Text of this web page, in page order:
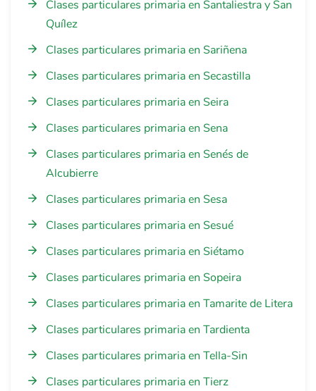
Clases particulares primaria en Santaliestra y San
Quílez
Clases particulares primaria en Sariñena
Clases particulares primaria en Secastilla
Clases particulares primaria en Seira
Clases particulares primaria en Sena
Clases particulares primaria en Senés de
Alcubierre
Clases particulares primaria en Sesa
Clases particulares primaria en Sesué
Clases particulares primaria en Siétamo
Clases particulares primaria en Sopeira
Clases particulares primaria en Tamarite de Litera
Clases particulares primaria en Tardienta
Clases particulares primaria en Tella-Sin
Clases particulares primaria en Tierz